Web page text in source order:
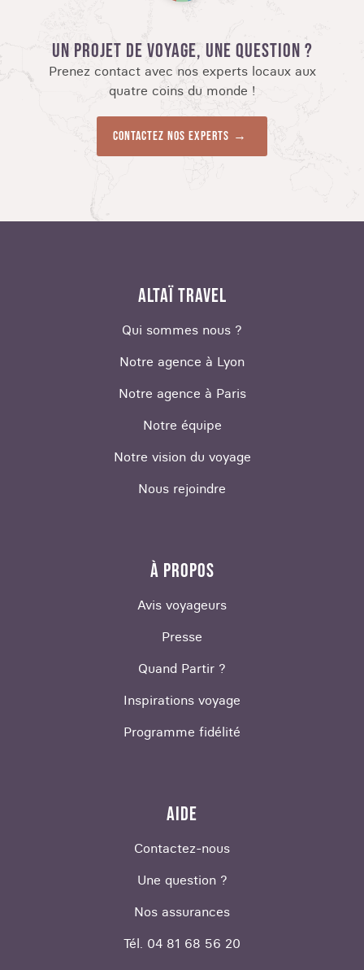
UN PROJET DE VOYAGE, UNE QUESTION ?
Prenez contact avec nos experts locaux aux
quatre coins du monde !
Contactez nos experts
ALTAÏ TRAVEL
Qui sommes nous ?
Notre agence à Lyon
Notre agence à Paris
Notre équipe
Notre vision du voyage
Nous rejoindre
À PROPOS
Avis voyageurs
Presse
Quand Partir ?
Inspirations voyage
Programme fidélité
AIDE
Contactez-nous
Une question ?
Nos assurances
Tél. 04 81 68 56 20